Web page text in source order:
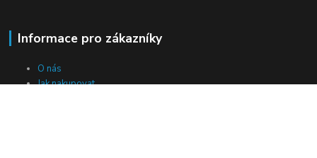
Informace pro zákazníky
O nás
Jak nakupovat